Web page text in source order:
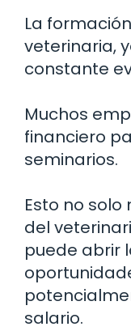
La
veterinaria,
constante
Muchos
financiero
seminarios.
Esto no
del
puede abrir
salario.